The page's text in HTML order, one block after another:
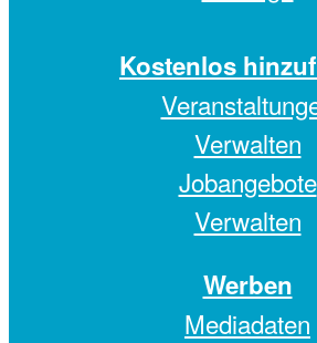
Kostenlos
Verwalten
Jobangebote
Verwalten
Werben
Mediadaten